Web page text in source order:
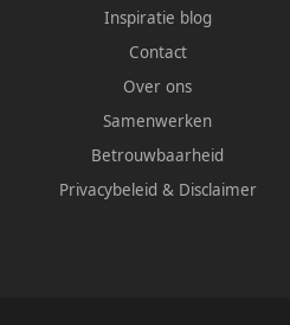
Inspiratie blog
Contact
Over ons
Samenwerken
Betrouwbaarheid
Privacybeleid & Disclaimer